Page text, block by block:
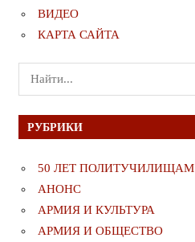
ВИДЕО
КАРТА САЙТА
Поиск
для:
РУБРИКИ
50 ЛЕТ ПОЛИТУЧИЛИЩАМ
АНОНС
АРМИЯ И КУЛЬТУРА
АРМИЯ И ОБЩЕСТВО